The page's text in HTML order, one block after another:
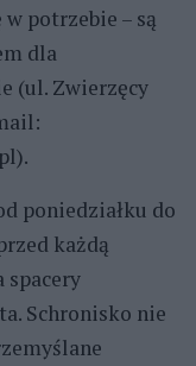
potrzebie – są
dla
(ul. Zwierzęcy
poniedziałku do
każdą
spacery
Schronisko nie